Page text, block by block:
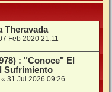
Theravada
Feb 2020 21:11
: "Conoce" El
Sufrimiento
« 31 Jul 2026 09:26